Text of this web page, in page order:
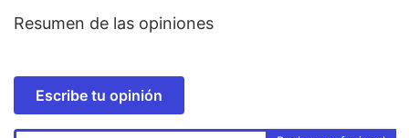
Resumen de las opiniones
Escribe tu opinión